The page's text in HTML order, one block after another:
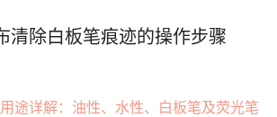
清除白板笔痕迹的操作步骤